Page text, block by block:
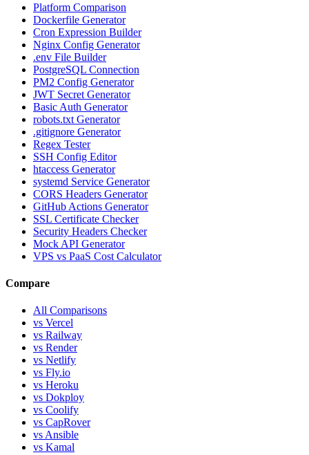
Platform Comparison
Dockerfile Generator
Cron Expression Builder
Nginx Config Generator
.env File Builder
PostgreSQL Connection
PM2 Config Generator
JWT Secret Generator
Basic Auth Generator
robots.txt Generator
.gitignore Generator
Regex Tester
SSH Config Editor
htaccess Generator
systemd Service Generator
CORS Headers Generator
GitHub Actions Generator
SSL Certificate Checker
Security Headers Checker
Mock API Generator
VPS vs PaaS Cost Calculator
Compare
All Comparisons
vs Vercel
vs Railway
vs Render
vs Netlify
vs Fly.io
vs Heroku
vs Dokploy
vs Coolify
vs CapRover
vs Ansible
vs Kamal